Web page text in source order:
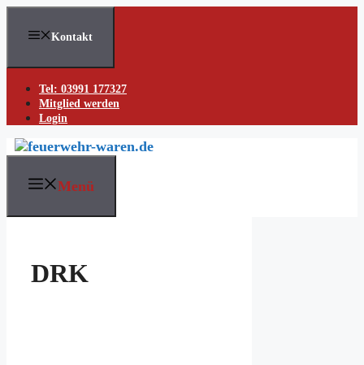
Skip
content
Kontakt
Tel: 03991 177327
Mitglied werden
Login
Menü
DRK